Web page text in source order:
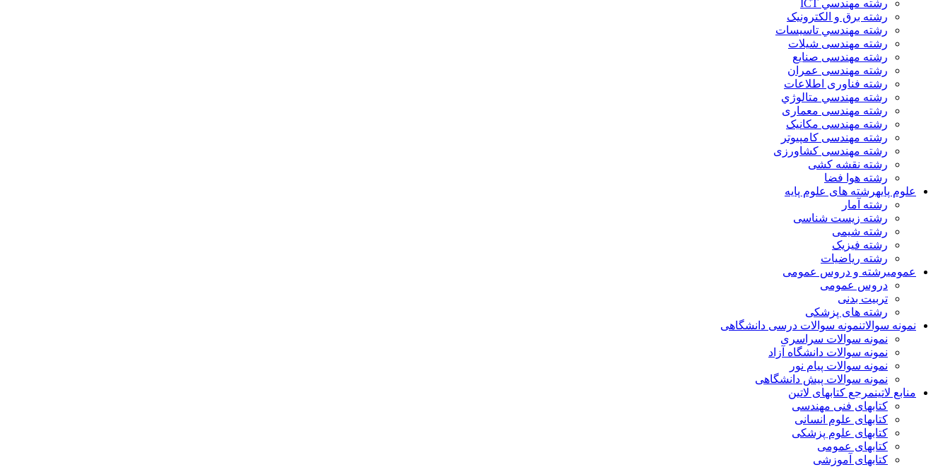
رشته مهندسي ICT
رشته برق و الکترونيک
رشته مهندسي تاسيسات
رشته مهندسی شیلات
رشته مهندسی صنایع
رشته مهندسی عمران
رشته فناوری اطلاعات
رشته مهندسي متالوژي
رشته مهندسی معماری
رشته مهندسی مکانیک
رشته مهندسی کامپیوتر
رشته مهندسی کشاورزی
رشته نقشه کشی
رشته هوا فضا
علوم پایهرشته های علوم پایه
رشته آمار
رشته زیست شناسی
رشته شیمی
رشته فیزیک
رشته ریاضیات
عمومیرشته و دروس عمومی
دروس عمومی
تربیت بدنی
رشته های پزشکی
نمونه سوالاتنمونه سوالات درسی دانشگاهی
نمونه سوالات سراسری
نمونه سوالات دانشگاه آزاد
نمونه سوالات پیام نور
نمونه سوالات پیش دانشگاهی
منابع لاتینمرجع کتابهای لاتین
کتابهای فنی مهندسی
کتابهای علوم انسانی
کتابهای علوم پزشکی
کتابهای عمومی
کتابهای آموزشی